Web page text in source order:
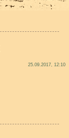
25.09.2017, 12:10